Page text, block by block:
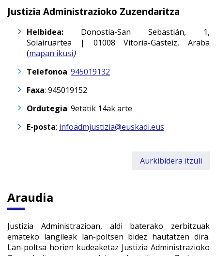
Justizia Administrazioko Zuzendaritza
Helbidea:
Donostia-San Sebastián, 1,
Solairuartea | 01008 Vitoria-Gasteiz, Araba
(mapan ikusi)
Telefonoa: 945019132
Faxa: 945019152
Ordutegia: 9etatik 14ak arte
E-posta: infoadmjustizia@euskadi.eus
Aurkibidera itzuli
Araudia
Justizia Administrazioan, aldi baterako zerbitzuak
emateko langileak lan-poltsen bidez hautatzen dira.
Lan-poltsa horien kudeaketaz Justizia Administrazioko